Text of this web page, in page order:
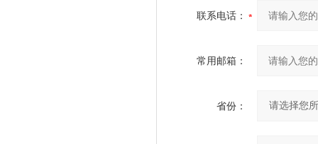
联系电话：
常用邮箱：
省份：